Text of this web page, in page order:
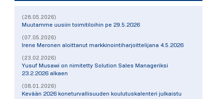
(28.05.2026)
Muutamme uusiin toimitiloihin pe 29.5.2026
(07.05.2026)
Irene Meronen aloittanut markkinointiharjoittelijana 4.5.2026
(23.02.2026)
Yusuf Musawi on nimitetty Solution Sales Manageriksi
23.2.2026 alkaen
(08.01.2026)
Kevään 2026 koneturvallisuuden koulutuskalenteri julkaistu